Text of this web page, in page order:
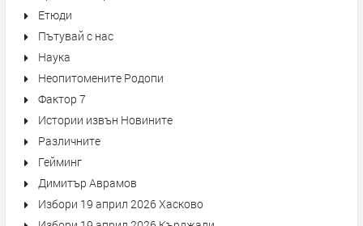
Етюди
Пътувай с нас
Наука
Неопитомените Родопи
Фактор 7
Истории извън Новините
Различните
Гейминг
Димитър Аврамов
Избори 19 април 2026 Хасково